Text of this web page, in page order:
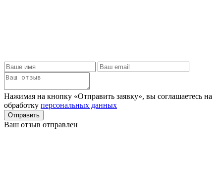
Нажимая на кнопку «Отправить заявку», вы соглашаетесь на
обработку персональных данных
Отправить
Ваш отзыв отправлен